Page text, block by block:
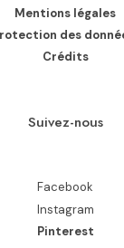
Mentions légales
des
Crédits
Suivez-nous
Facebook
Instagram
Pinterest